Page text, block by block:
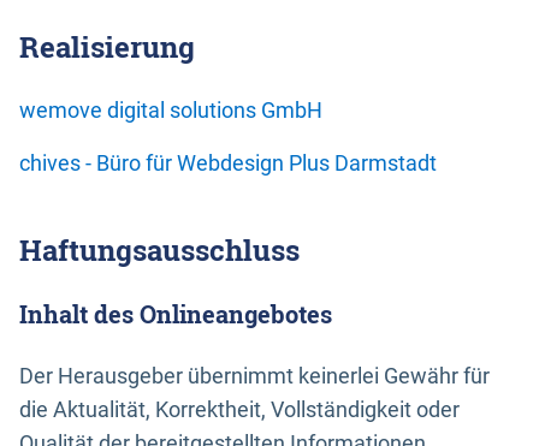
Realisierung
wemove digital solutions GmbH
chives - Büro für Webdesign Plus Darmstadt
Haftungsausschluss
Inhalt des Onlineangebotes
Der Herausgeber übernimmt keinerlei Gewähr für
die Aktualität, Korrektheit, Vollständigkeit oder